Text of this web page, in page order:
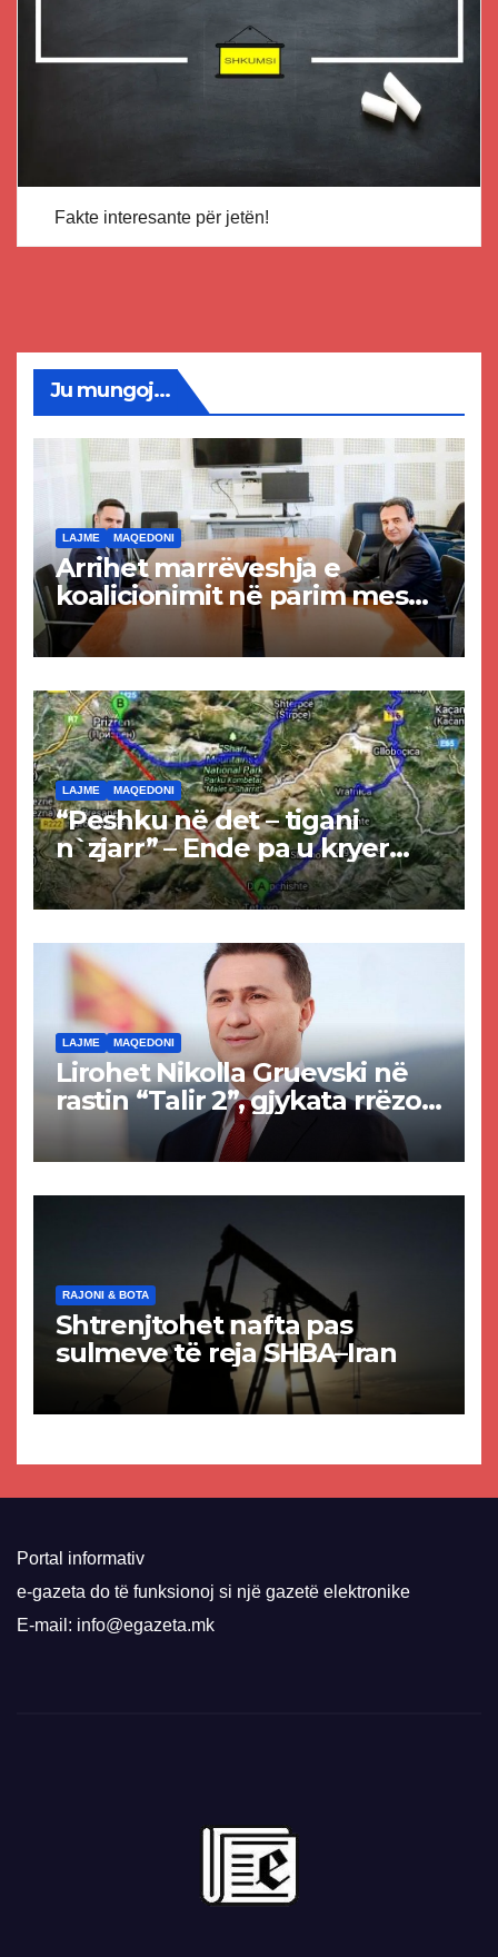
Fakte interesante për jetën!
Ju mungoj...
LAJME MAQEDONI
Arrihet marrëveshja e
koalicionimit në parim mes
Kurtit dhe Abdixhikut
LAJME MAQEDONI
“Peshku në det – tigani
n`zjarr” – Ende pa u kryer
projekti i tunelit, komuna e
Tetovës nis punimet për
LAJME MAQEDONI
Lirohet Nikolla Gruevski në
rastin “Talir 2”, gjykata rrëzon
akuzat për ndërtimin e
paligjshëm të selisë së
RAJONI & BOTA
Shtrenjtohet nafta pas
sulmeve të reja SHBA–Iran
Portal informativ
e-gazeta do të funksionoj si një gazetë elektronike
E-mail: info@egazeta.mk